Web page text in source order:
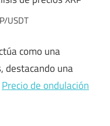
USDT
como una
destacando una
Precio de ondulación